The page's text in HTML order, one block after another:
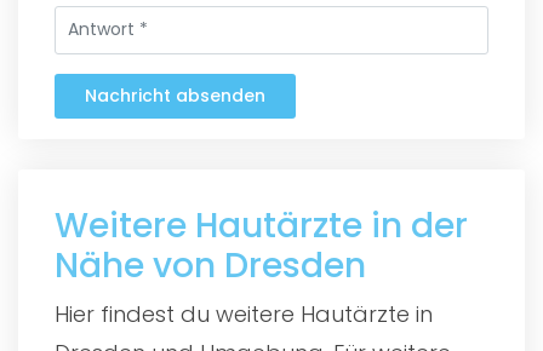
Nachricht absenden
Weitere Hautärzte in der
Nähe von Dresden
Hier findest du weitere Hautärzte in